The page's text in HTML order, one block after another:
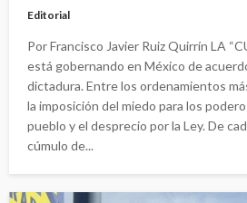
Editorial
Por Francisco Javier Ruiz Quirrín LA
está gobernando en México de
dictadura. Entre los ordenamientos
la imposición del miedo para los
pueblo y el desprecio por la Ley. De
cúmulo de...